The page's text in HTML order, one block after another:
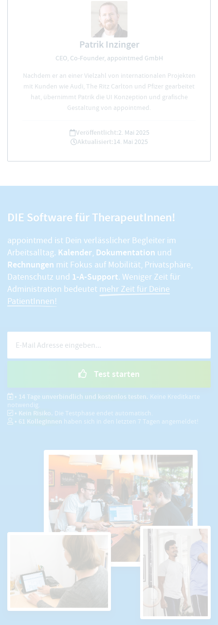
Patrik Inzinger
CEO, Co-Founder, appointmed GmbH
Nachdem er an einer Vielzahl von internationalen Projekten
mit Kunden wie Audi, The Ritz Carlton und Pfizer gearbeitet
hat, übernimmt Patrik die UI Konzeption und grafische
Gestaltung von appointmed.
Veröffentlicht:2. Mai 2025
Aktualisiert:14. Mai 2025
DIE Software für TherapeutInnen!
appointmed ist Dein verlässlicher Begleiter im
Arbeitsalltag. Kalender, Dokumentation und
Rechnungen mit Fokus auf Mobilität, Privatsphäre,
Datenschutz und 1-A-Support. Weniger Zeit für
Administration bedeutet mehr Zeit für Deine
PatientInnen!
Test starten
• 14 Tage unverbindlich und kostenlos testen. Keine Kreditkarte
notwendig.
• Kein Risiko. Die Testphase endet automatisch.
• 61 KollegInnen haben sich in den letzten 7 Tagen angemeldet!